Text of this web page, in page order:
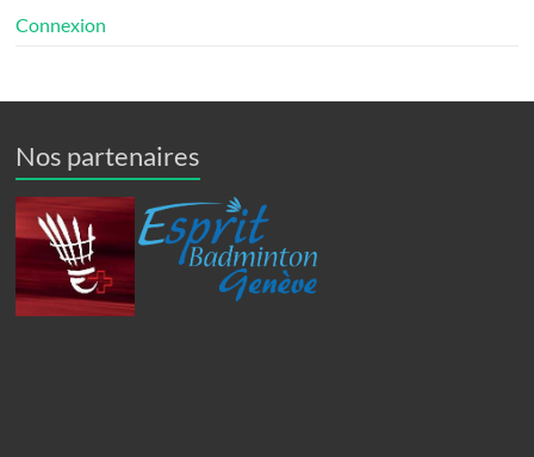
Connexion
Nos partenaires